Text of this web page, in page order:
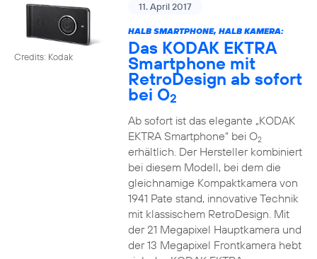
Credits: Kodak
11. April 2017
HALB SMARTPHONE, HALB KAMERA:
Das KODAK EKTRA
Smartphone mit
RetroDesign ab sofort
bei O2
Ab sofort ist das elegante „KODAK
EKTRA Smartphone“ bei O2
erhältlich. Der Hersteller kombiniert
bei diesem Modell, bei dem die
gleichnamige Kompaktkamera von
1941 Pate stand, innovative Technik
mit klassischem RetroDesign. Mit
der 21 Megapixel Hauptkamera und
der 13 Megapixel Frontkamera hebt